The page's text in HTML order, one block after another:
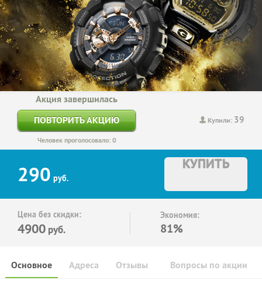
Купили: 39
Акция завершилась
ПОВТОРИТЬ АКЦИЮ
Человек проголосовало: 0
290 руб.
КУПИТЬ
Цена без скидки:
4900 руб.
Экономия:
81%
Основное Отзывы Вопросы по акции
Адреса